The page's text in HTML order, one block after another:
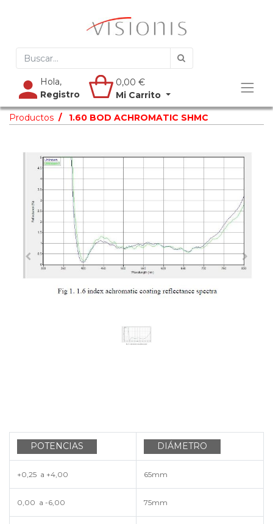
Hola,
Registro
0,00 €
Mi Carrito
Productos 1.60 BOD ACHROMATIC SHMC
POTENCIAS DIÁMETRO
+0,25 a +4,00 65mm
0,00 a -6,00 75mm